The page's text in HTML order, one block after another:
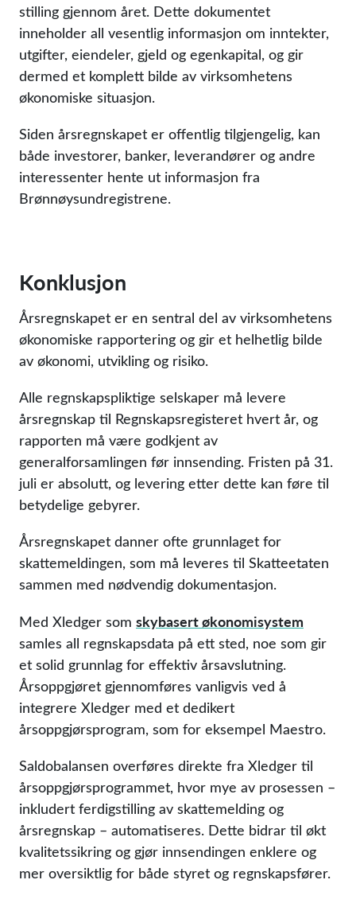
stilling gjennom året. Dette dokumentet
inneholder all vesentlig informasjon om inntekter,
utgifter, eiendeler, gjeld og egenkapital, og gir
dermed et komplett bilde av virksomhetens
økonomiske situasjon.
Siden årsregnskapet er offentlig tilgjengelig, kan
både investorer, banker, leverandører og andre
interessenter hente ut informasjon fra
Brønnøysundregistrene.
Konklusjon
Årsregnskapet er en sentral del av virksomhetens
økonomiske rapportering og gir et helhetlig bilde
av økonomi, utvikling og risiko.
Alle regnskapspliktige selskaper må levere
årsregnskap til Regnskapsregisteret hvert år, og
rapporten må være godkjent av
generalforsamlingen før innsending. Fristen på 31.
juli er absolutt, og levering etter dette kan føre til
betydelige gebyrer.
Årsregnskapet danner ofte grunnlaget for
skattemeldingen, som må leveres til Skatteetaten
sammen med nødvendig dokumentasjon.
Med Xledger som skybasert økonomisystem
samles all regnskapsdata på ett sted, noe som gir
et solid grunnlag for effektiv årsavslutning.
Årsoppgjøret gjennomføres vanligvis ved å
integrere Xledger med et dedikert
årsoppgjørsprogram, som for eksempel Maestro.
Saldobalansen overføres direkte fra Xledger til
årsoppgjørsprogrammet, hvor mye av prosessen –
inkludert ferdigstilling av skattemelding og
årsregnskap – automatiseres. Dette bidrar til økt
kvalitetssikring og gjør innsendingen enklere og
mer oversiktlig for både styret og regnskapsfører.